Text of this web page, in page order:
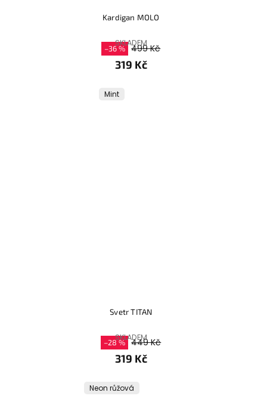
Kardigan MOLO
SKLADEM
–36 % 499 Kč
319 Kč
Mint
Svetr TITAN
SKLADEM
–28 % 449 Kč
319 Kč
Neon růžová